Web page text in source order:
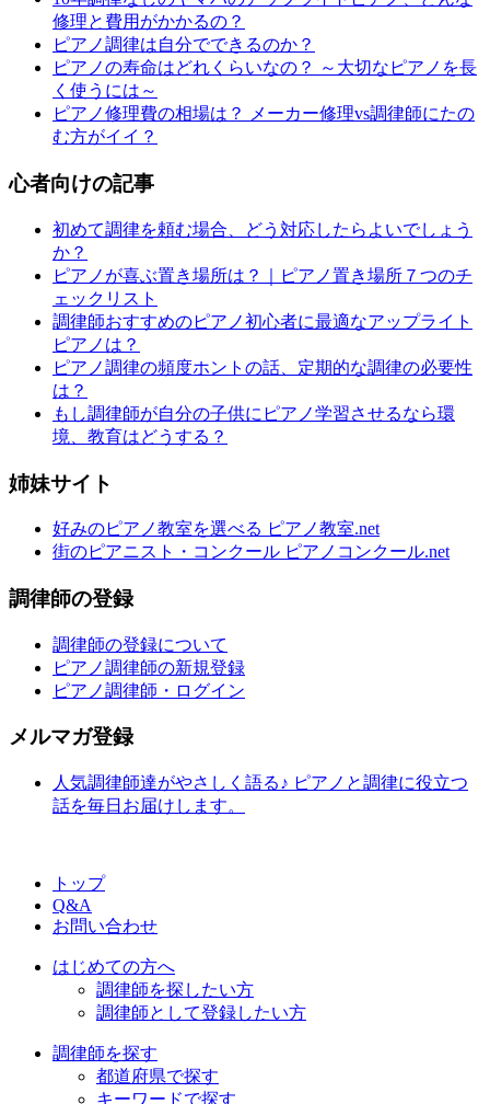
修理と費用がかかるの？
ピアノ調律は自分でできるのか？
ピアノの寿命はどれくらいなの？ ～大切なピアノを長
く使うには～
ピアノ修理費の相場は？ メーカー修理vs調律師にたの
む方がイイ？
心者向けの記事
初めて調律を頼む場合、どう対応したらよいでしょう
か？
ピアノが喜ぶ置き場所は？｜ピアノ置き場所７つのチ
ェックリスト
調律師おすすめのピアノ初心者に最適なアップライト
ピアノは？
ピアノ調律の頻度ホントの話、定期的な調律の必要性
は？
もし調律師が自分の子供にピアノ学習させるなら環
境、教育はどうする？
姉妹サイト
好みのピアノ教室を選べる ピアノ教室.net
街のピアニスト・コンクール ピアノコンクール.net
調律師の登録
調律師の登録について
ピアノ調律師の新規登録
ピアノ調律師・ログイン
メルマガ登録
人気調律師達がやさしく語る♪ ピアノと調律に役立つ
話を毎日お届けします。
トップ
Q&A
お問い合わせ
はじめての方へ
調律師を探したい方
調律師として登録したい方
調律師を探す
都道府県で探す
キーワードで探す